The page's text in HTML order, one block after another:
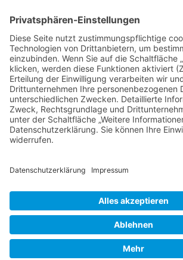
NACH OBEN
Alle Rechte vorbehalten: Verlagsgruppe
Verlag für
Kontakt AGB Nutzungsbedingungen